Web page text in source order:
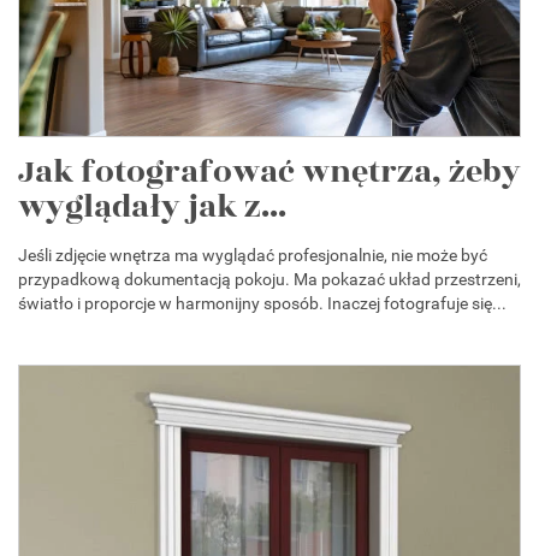
Jak fotografować wnętrza, żeby
wyglądały jak z...
Jeśli zdjęcie wnętrza ma wyglądać profesjonalnie, nie może być
przypadkową dokumentacją pokoju. Ma pokazać układ przestrzeni,
światło i proporcje w harmonijny sposób. Inaczej fotografuje się...